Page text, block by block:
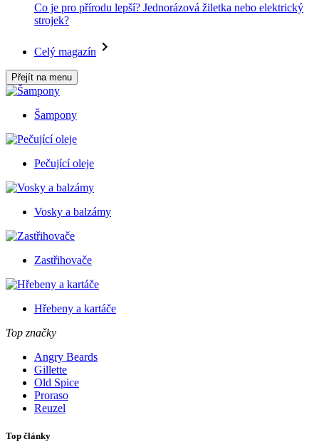
Co je pro přírodu lepší? Jednorázová žiletka nebo elektrický
strojek?
Celý magazín
Přejít na menu
Šampony
Pečující oleje
Vosky a balzámy
Zastřihovače
Hřebeny a kartáče
Top značky
Angry Beards
Gillette
Old Spice
Proraso
Reuzel
Top články